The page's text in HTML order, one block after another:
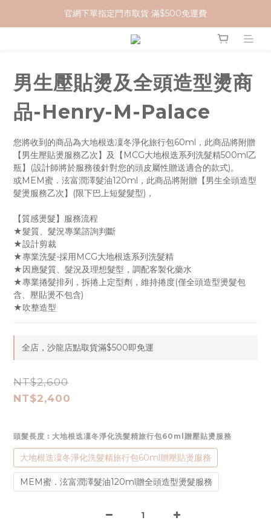
加入 MCG 會員｜即贈 $100 購物金
官網下單指定門市取貨 滿$500免運費
加入 MCG 會員｜即贈 $100 購物金
男生壓貼燙及全頭造型燙商
品-Henry-M-Palace
您將收到的商品為大地根迭凜冬淨化旅行包60ml，此商品將附贈
【男生壓貼燙服務乙次】及【MCG大地根迭系列洗髮精500ml乙
瓶】(設計師將於服務後針對您的頭皮屬性贈送適合的款式)。
或MEM蜜．泫富潤澤髮油120ml，此商品將附贈【男生全頭造型
髮燙服務乙次】(限下巴上短髮髮型)，
【質感燙髮】服務流程
★髮質、髮況專業諮詢判斷
★設計剪裁
★專業洗髮-採用MCG大地根迭系列洗髮精
★因應髮質、髮況及理想髮型，調配客製化藥水
★專業捲髮排列，拆捲上定型劑，維持捲度(僅全頭造型燙髮包
含、壓貼燙不包含)
★吹整造型
全店，沙龍店點取貨滿$500即免運
NT$2,600
NT$2,400
頭髮長度 : 大地根迭凜冬淨化洗髮精旅行包60ml贈壓貼燙服務
大地根迭凜冬淨化洗髮精旅行包60ml贈壓貼燙服務
MEM蜜．泫富潤澤髮油120ml贈全頭造型燙髮服務